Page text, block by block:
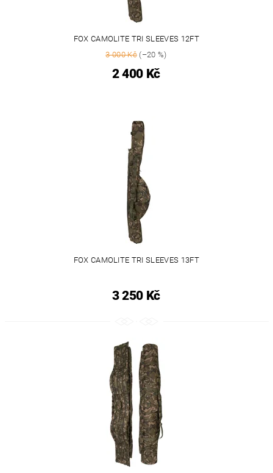
FOX CAMOLITE TRI SLEEVES 12FT
3 000 Kč (–20 %)
2 400 Kč
FOX CAMOLITE TRI SLEEVES 13FT
3 250 Kč